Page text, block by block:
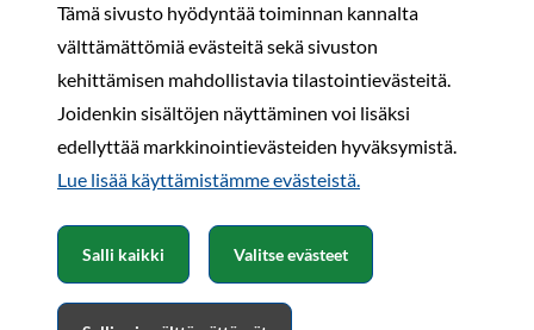
Tämä sivusto hyödyntää toiminnan kannalta
välttämättömiä evästeitä sekä sivuston
kehittämisen mahdollistavia tilastointievästeitä.
Joidenkin sisältöjen näyttäminen voi lisäksi
edellyttää markkinointievästeiden hyväksymistä.
Lue lisää käyttämistämme evästeistä.​​​​​​
Salli kaikki Valitse evästeet
Rekisteri- ja tietosuojaselosteSopimusehdot